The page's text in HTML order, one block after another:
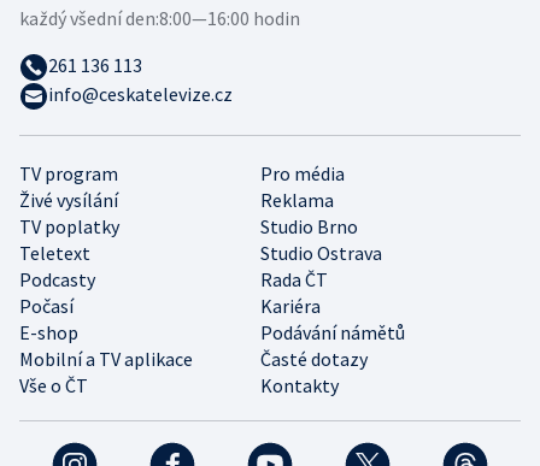
TV program
Pro média
Živé vysílání
Reklama
TV poplatky
Studio Brno
Teletext
Studio Ostrava
Podcasty
Rada ČT
Počasí
Kariéra
E-shop
Podávání námětů
Mobilní a TV aplikace
Časté dotazy
Vše o ČT
Kontakty
každý všední den:8:00—16:00 hodin
261 136 113
info@ceskatelevize.cz